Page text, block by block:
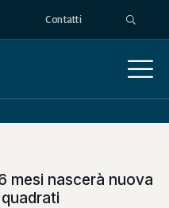
Contatti
mesi nascerà nuova